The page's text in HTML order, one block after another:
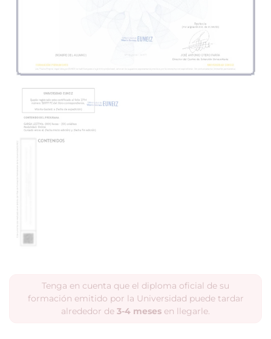
Tenga en cuenta que el diploma oficial de su
formación emitido por la Universidad puede tardar
alrededor de 3-4 meses en llegarle.